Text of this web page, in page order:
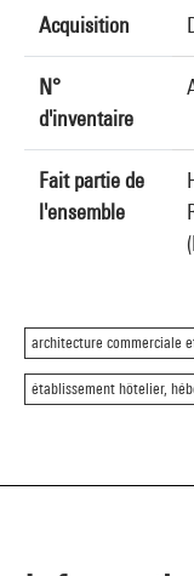
Acquisition
N°
d'inventaire
Fait partie de
l'ensemble
architecture commerciale
établissement hôtelier,